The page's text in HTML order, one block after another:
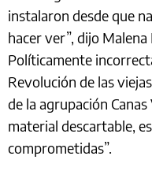
instalaron desde que
hacer ver”, dijo
Políticamente
Revolución de las
de la agrupación
material descartable,
comprometidas”.